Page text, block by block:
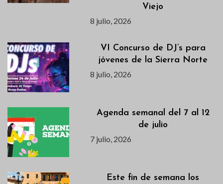
Viejo
8 julio, 2026
VI Concurso de DJ’s para
jóvenes de la Sierra Norte
8 julio, 2026
Agenda semanal del 7 al 12
de julio
7 julio, 2026
Este fin de semana los